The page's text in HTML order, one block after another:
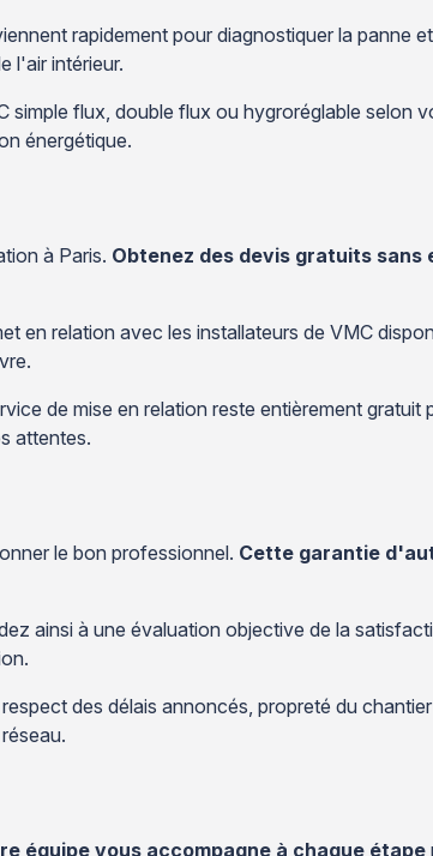
rapidement pour diagnostiquer la panne
l'air intérieur.
flux, double flux ou hygroréglable selon
énergétique.
à Paris. Obtenez des devis gratuits sans
en relation avec les installateurs de VMC
de mise en relation reste entièrement
attentes.
le bon professionnel. Cette garantie
ainsi à une évaluation objective de la
des délais annoncés, propreté du
équipe vous accompagne à chaque étape